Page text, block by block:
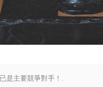
是主要競爭對手！.